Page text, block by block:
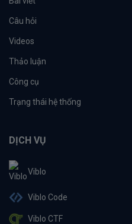
Câu hỏi
Videos
Thảo luận
Công cụ
Trạng thái hệ thống
DỊCH VỤ
Viblo
Viblo Code
Viblo CTF